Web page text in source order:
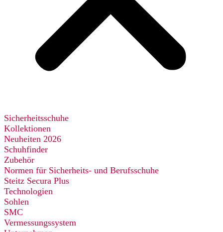
Sicherheitsschuhe
Kollektionen
Neuheiten 2026
Schuhfinder
Zubehör
Normen für Sicherheits- und Berufsschuhe
Steitz Secura Plus
Technologien
Sohlen
SMC
Vermessungssystem